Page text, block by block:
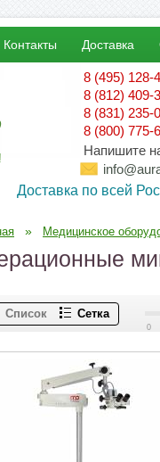
Контакты Доставка
8 (495) 128-
8 (812) 409-
8 (831) 235-
8 (800) 775-
Напишите
Доставка по всей
» Медицинское
Список Сетка
0